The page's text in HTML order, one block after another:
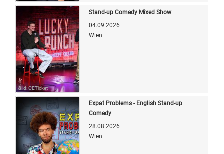
Bild: OETicket
Stand-up Comedy Mixed Show
04.09.2026
Wien
Expat Problems - English Stand-up
Comedy
28.08.2026
Wien